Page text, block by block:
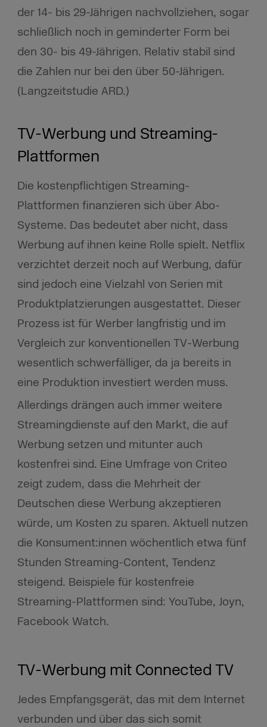
der 14- bis 29-Jährigen nachvollziehen, sogar
schließlich noch in geminderter Form bei
den 30- bis 49-Jährigen. Relativ stabil sind
die Zahlen nur bei den über 50-Jährigen.
(Langzeitstudie ARD.)
TV-Werbung und Streaming-
Plattformen
Die kostenpflichtigen Streaming-
Plattformen finanzieren sich über Abo-
Systeme. Das bedeutet aber nicht, dass
Werbung auf ihnen keine Rolle spielt. Netflix
verzichtet derzeit noch auf Werbung, dafür
sind jedoch eine Vielzahl von Serien mit
Produktplatzierungen ausgestattet. Dieser
Prozess ist für Werber langfristig und im
Vergleich zur konventionellen TV-Werbung
wesentlich schwerfälliger, da ja bereits in
eine Produktion investiert werden muss.
Allerdings drängen auch immer weitere
Streamingdienste auf den Markt, die auf
Werbung setzen und mitunter auch
kostenfrei sind. Eine Umfrage von Criteo
zeigt zudem, dass die Mehrheit der
Deutschen diese Werbung akzeptieren
würde, um Kosten zu sparen. Aktuell nutzen
die Konsument:innen wöchentlich etwa fünf
Stunden Streaming-Content, Tendenz
steigend. Beispiele für kostenfreie
Streaming-Plattformen sind: YouTube, Joyn,
Facebook Watch.
TV-Werbung mit Connected TV
Jedes Empfangsgerät, das mit dem Internet
verbunden und über das sich somit